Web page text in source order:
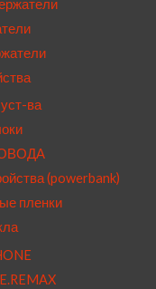
ва
(powerbank)
пленки